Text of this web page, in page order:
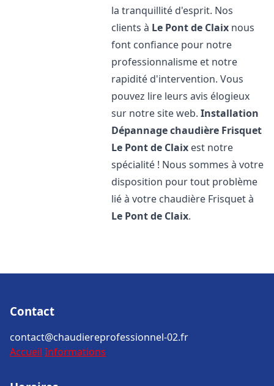
la tranquillité d'esprit. Nos
clients à Le Pont de Claix nous
font confiance pour notre
professionnalisme et notre
rapidité d'intervention. Vous
pouvez lire leurs avis élogieux
sur notre site web.Installation
Dépannage chaudière Frisquet
Le Pont de Claix est notre
spécialité ! Nous sommes à votre
disposition pour tout problème
lié à votre chaudière Frisquet à
Le Pont de Claix.
Contact
contact@chaudiereprofessionnel-02.fr
Accueil Informations